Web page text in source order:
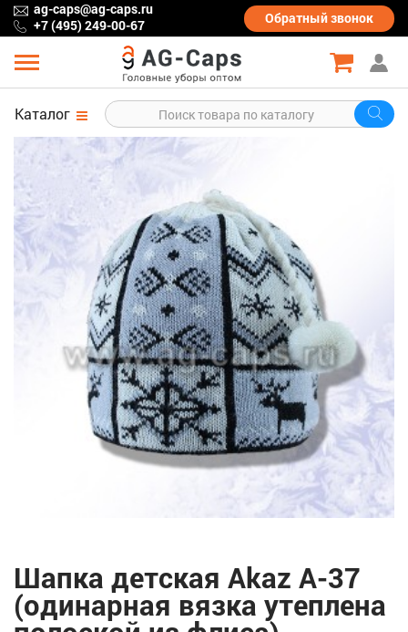
ag-caps@ag-caps.ru
+7 (495) 249-00-67
Обратныйзвонок
Каталог
Шапка детская Akaz A-37
(одинарная вязка утеплена